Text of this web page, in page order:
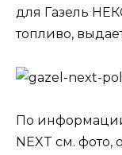
для Газель
топливо,
По
NEXT см. фото,